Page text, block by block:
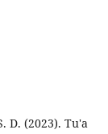
D. (2023). Tu'a